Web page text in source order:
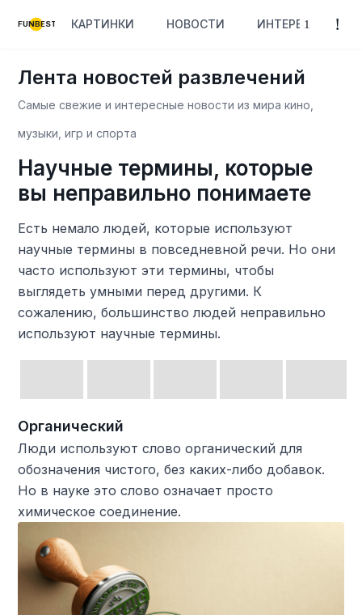
FUNBEST КАРТИНКИ НОВОСТИ ИНТЕРЕСНОЕ
Лента новостей развлечений
Самые свежие и интересные новости из мира кино,
музыки, игр и спорта
Научные термины, которые
вы неправильно понимаете
Есть немало людей, которые используют
научные термины в повседневной речи. Но они
часто используют эти термины, чтобы
выглядеть умными перед другими. К
сожалению, большинство людей неправильно
используют научные термины.
Органический
Люди используют слово органический для
обозначения чистого, без каких-либо добавок.
Но в науке это слово означает просто
химическое соединение.